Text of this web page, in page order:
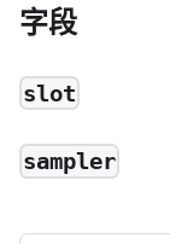
字段
slot
sampler